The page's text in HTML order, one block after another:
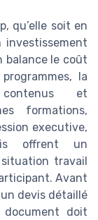
qu’elle soit en
balance le coût
la
et
formations,
executive,
offrent un
travail
Avant
devis détaillé
doit